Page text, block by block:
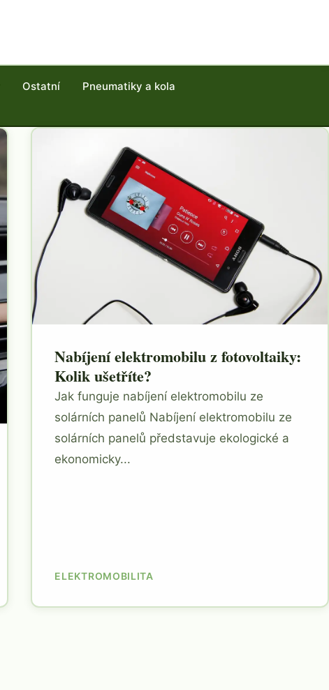
Ostatní
Pneumatiky a kola
Nabíjení elektromobilu z fotovoltaiky:
Kolik ušetříte?
Jak funguje nabíjení elektromobilu ze
solárních panelů Nabíjení elektromobilu ze
solárních panelů představuje ekologické a
ekonomicky...
ELEKTROMOBILITA